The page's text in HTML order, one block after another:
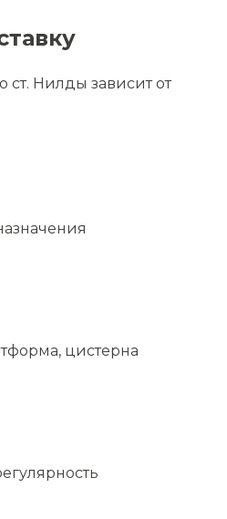
ст. Нилды зависит от
цистерна